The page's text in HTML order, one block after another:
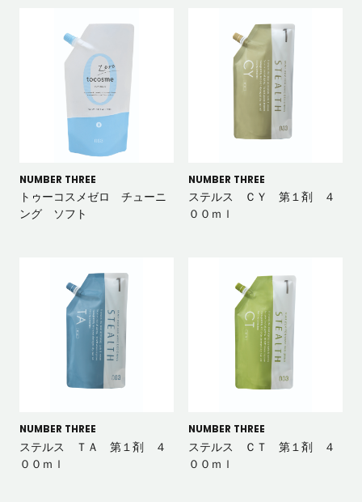
NUMBER THREE
トゥーコスメゼロ チューニ
ング ソフト
NUMBER THREE
ステルス ＣＹ 第１剤 ４
００ｍｌ
NUMBER THREE
ステルス ＴＡ 第１剤 ４
００ｍｌ
NUMBER THREE
ステルス ＣＴ 第１剤 ４
００ｍｌ